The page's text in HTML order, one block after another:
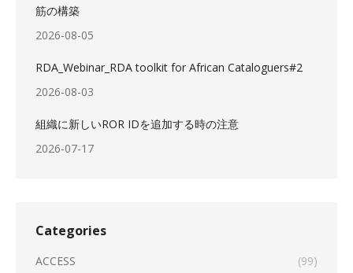
筋の構築
2026-08-05
RDA_Webinar_RDA toolkit for African Cataloguers#2
2026-08-03
組織に新しいROR IDを追加する時の注意
2026-07-17
Categories
ACCESS
(99)